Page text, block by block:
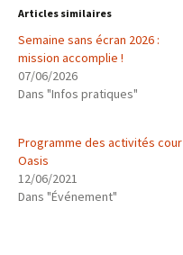
Articles similaires
Semaine sans écran 2026 :
mission accomplie !
07/06/2026
Dans "Infos pratiques"
Programme des activités cour
Oasis
12/06/2021
Dans "Événement"